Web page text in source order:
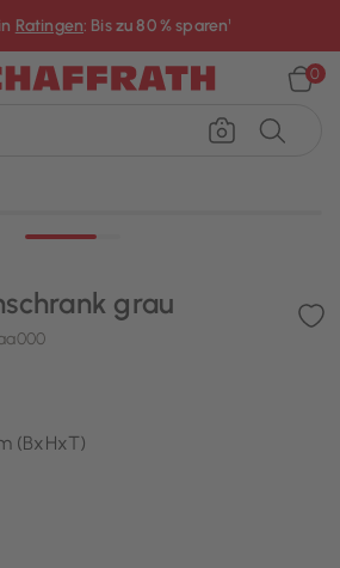
Ratingen: Bis zu 80 % sparen¹
0
grau
(BxHxT)